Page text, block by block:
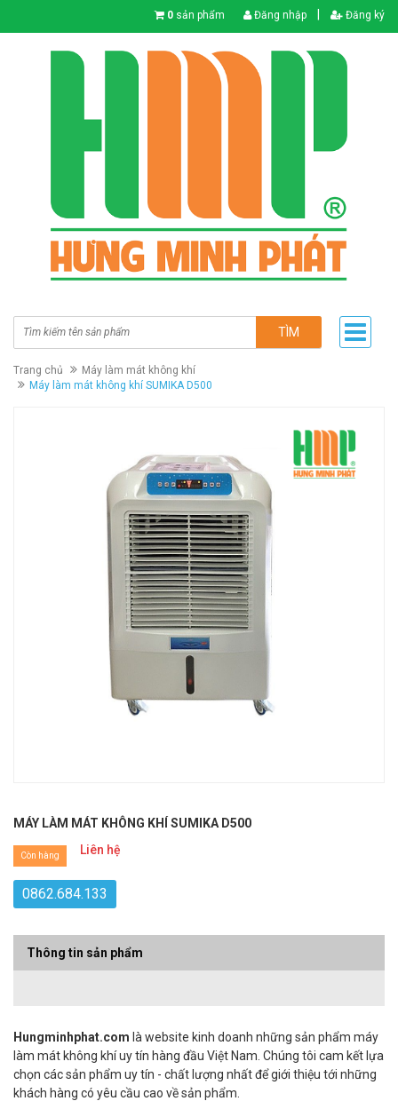
0 sản phẩm Đăng nhập Đăng ký
TÌM
Trang chủ
Máy làm mát không khí
Máy làm mát không khí SUMIKA D500
MÁY LÀM MÁT KHÔNG KHÍ SUMIKA D500
Liên hệ
Còn hàng
0862.684.133
Thông tin sản phẩm
Hungminhphat.com là website kinh doanh những sản phẩm máy
làm mát không khí uy tín hàng đầu Việt Nam. Chúng tôi cam kết lựa
chọn các sản phẩm uy tín - chất lượng nhất để giới thiệu tới những
khách hàng có yêu cầu cao về sản phẩm.